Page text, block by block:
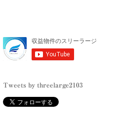
Tweets by threelarge2103